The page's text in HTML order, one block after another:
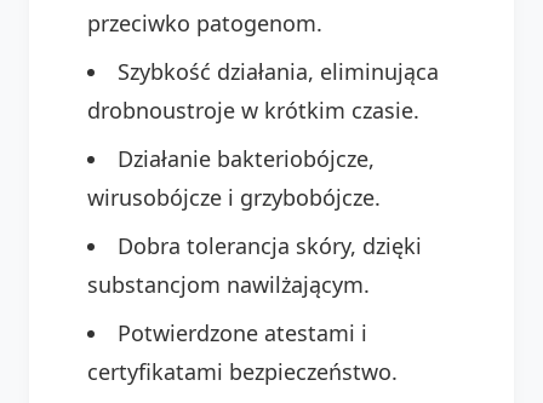
przeciwko patogenom.
Szybkość działania, eliminująca
drobnoustroje w krótkim czasie.
Działanie bakteriobójcze,
wirusobójcze i grzybobójcze.
Dobra tolerancja skóry, dzięki
substancjom nawilżającym.
Potwierdzone atestami i
certyfikatami bezpieczeństwo.